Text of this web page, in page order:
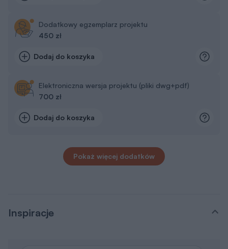
Dodatkowy egzemplarz projektu
450 zł
Dodaj do koszyka
Elektroniczna wersja projektu (pliki dwg+pdf)
700 zł
Dodaj do koszyka
Pokaż więcej dodatków
Inspiracje